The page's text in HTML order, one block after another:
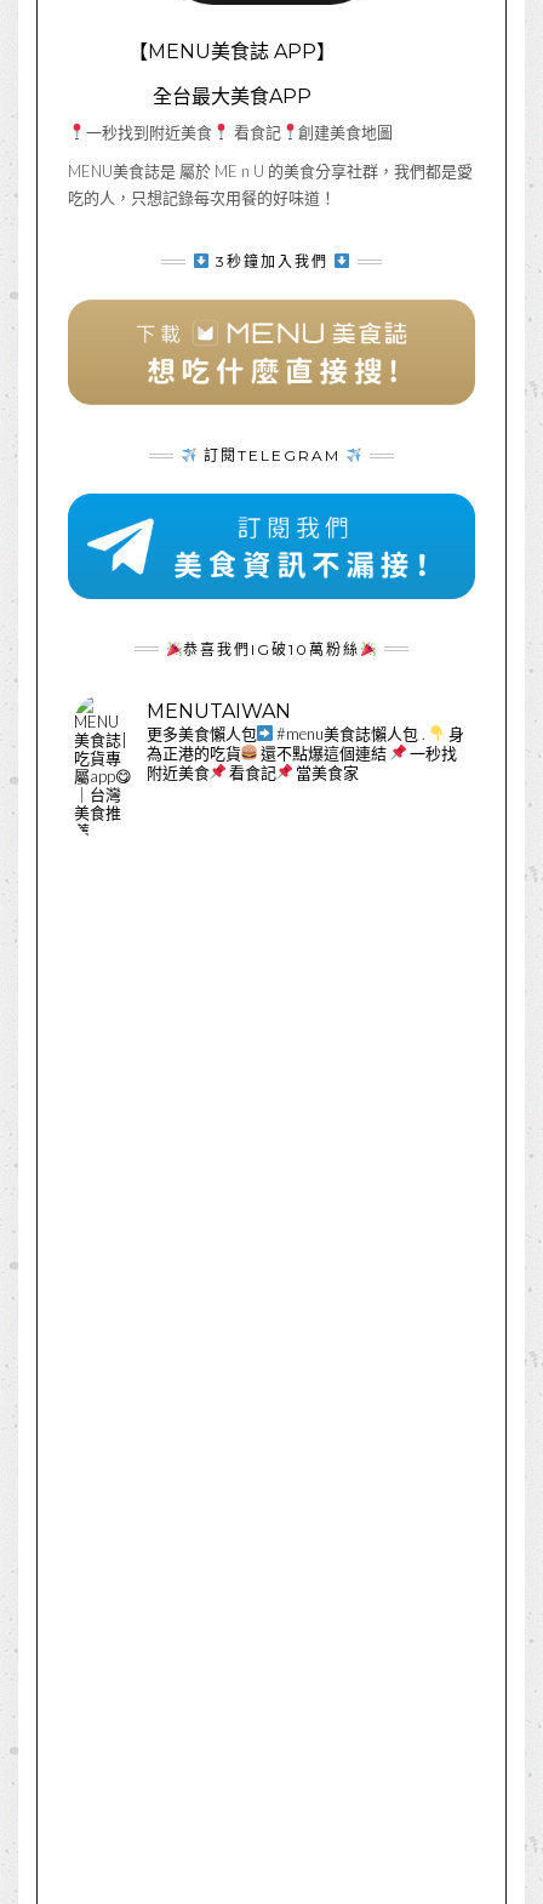
【MENU美食誌 APP】
全台最大美食APP
一秒找到附近美食 看食記
創建美食地圖
MENU美食誌是 屬於 ME n U 的美食分享社群，我們都是愛
吃的人，只想記錄每次用餐的好味道！
3秒鐘加入我們
訂閱TELEGRAM
恭喜我們IG破10萬粉絲
MENUTAIWAN
更多美食懶人包 #menu美食誌懶人包 .
身
為正港的吃貨
還不點爆這個連結
一秒找
附近美食
看食記 當美食家